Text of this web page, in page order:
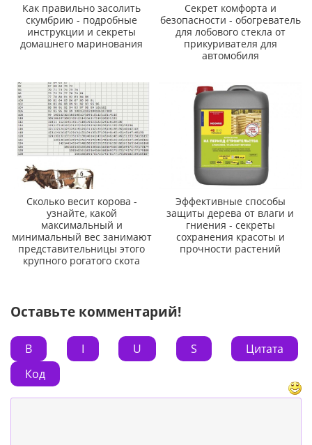
Как правильно засолить
скумбрию - подробные
инструкции и секреты
домашнего маринования
Секрет комфорта и
безопасности - обогреватель
для лобового стекла от
прикуривателя для
автомобиля
Сколько весит корова -
узнайте, какой
максимальный и
минимальный вес занимают
представительницы этого
крупного рогатого скота
Эффективные способы
защиты дерева от влаги и
гниения - секреты
сохранения красоты и
прочности растений
Оставьте комментарий!
B I U S
Цитата
Код